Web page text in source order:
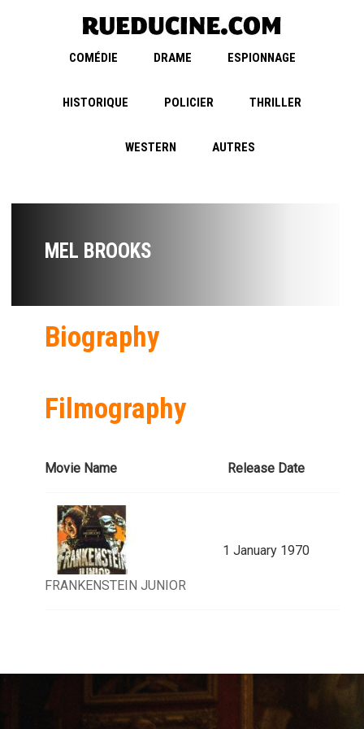
COMÉDIE DRAME ESPIONNAGE
HISTORIQUE POLICIER THRILLER
WESTERN AUTRES
MEL BROOKS
Biography
Filmography
Movie Name Release Date
FRANKENSTEIN JUNIOR
1 January 1970